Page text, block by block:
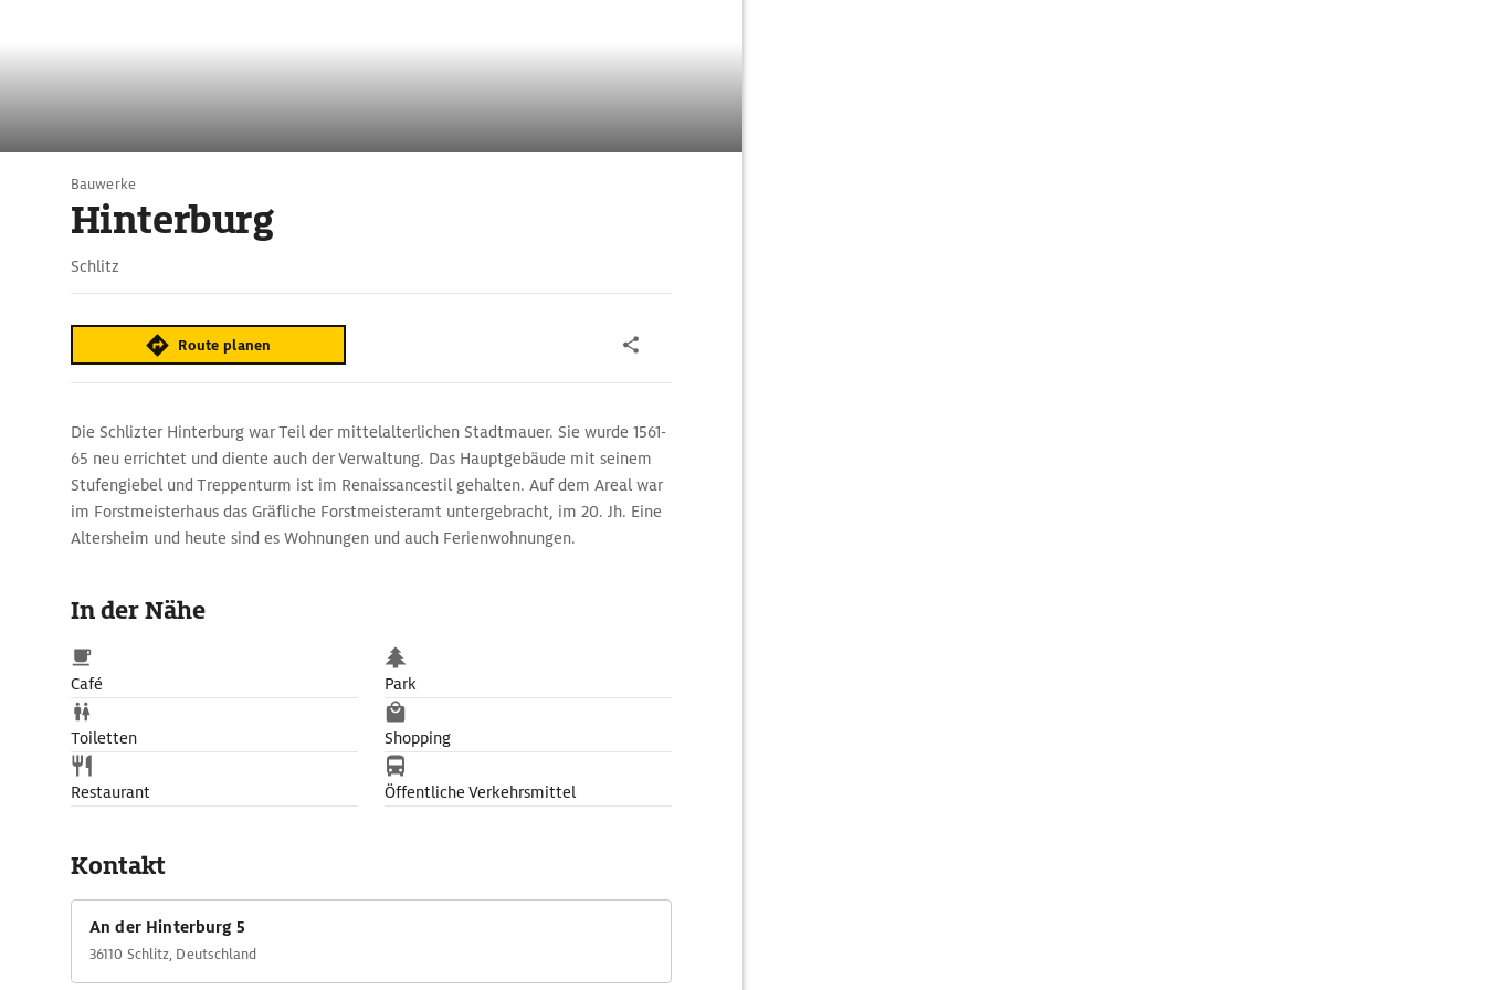
Bauwerke
Hinterburg
Schlitz
Route planen
Die Schlizter Hinterburg war Teil der mittelalterlichen Stadtmauer. Sie wurde 1561-
65 neu errichtet und diente auch der Verwaltung. Das Hauptgebäude mit seinem
Stufengiebel und Treppenturm ist im Renaissancestil gehalten. Auf dem Areal war
im Forstmeisterhaus das Gräfliche Forstmeisteramt untergebracht, im 20. Jh. Eine
Altersheim und heute sind es Wohnungen und auch Ferienwohnungen.
In der Nähe
Café Park
Toiletten Shopping
Restaurant Öffentliche Verkehrsmittel
Kontakt
An der Hinterburg 5
36110 Schlitz, Deutschland